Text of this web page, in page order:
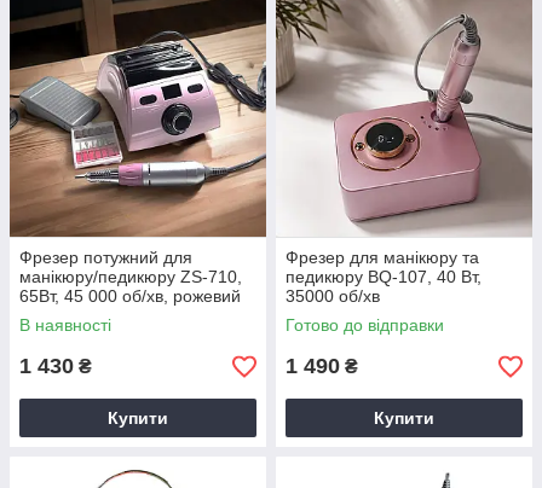
Фрезер потужний для
манікюру/педикюру ZS-710,
65Вт, 45 000 об/хв, рожевий
В наявності
1 430 ₴
Купити
Фрезер для манікюру та
педикюру BQ-107, 40 Вт,
35000 об/хв
Готово до відправки
1 490 ₴
Купити